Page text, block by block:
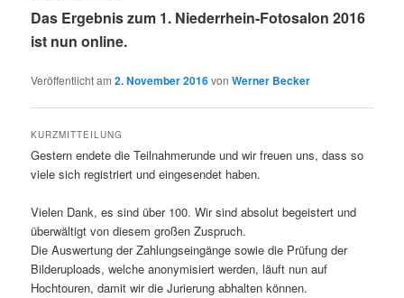
Das Ergebnis zum 1. Niederrhein-Fotosalon 2016
ist nun online.
Veröffentlicht am2. November 2016vonWerner Becker
KURZMITTEILUNG
Gestern endete die Teilnahmerunde und wir freuen uns, dass so
viele sich registriert und eingesendet haben.
Vielen Dank, es sind über 100. Wir sind absolut begeistert und
überwältigt von diesem großen Zuspruch.
Die Auswertung der Zahlungseingänge sowie die Prüfung der
Bilderuploads, welche anonymisiert werden, läuft nun auf
Hochtouren, damit wir die Jurierung abhalten können.